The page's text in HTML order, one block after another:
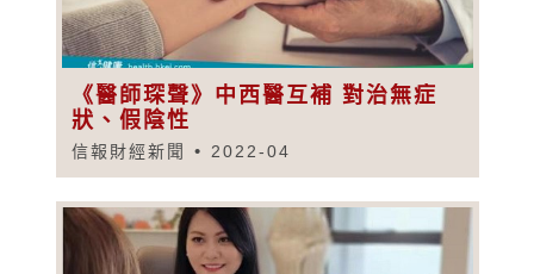
《醫師琛聲》中西醫互補 對治無症
狀、假陰性
信報財經新聞 2022-04